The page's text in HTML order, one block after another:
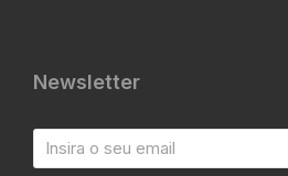
Newsletter